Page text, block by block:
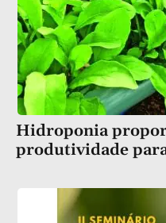
Hidroponia
produtividade